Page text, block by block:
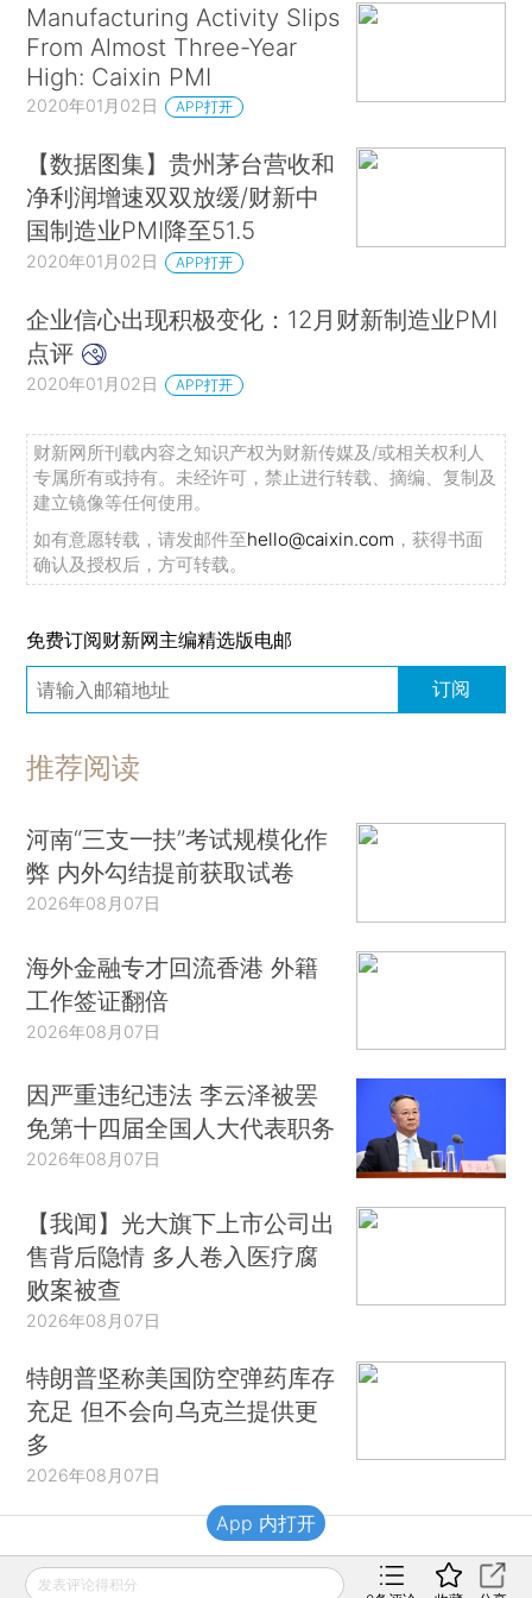
Manufacturing Activity Slips
From Almost Three-Year
High: Caixin PMI
2020年01月02日 APP打开
【数据图集】贵州茅台营收和
净利润增速双双放缓/财新中
国制造业PMI降至51.5
2020年01月02日 APP打开
企业信心出现积极变化：12月财新制造业PMI
点评
2020年01月02日 APP打开
财新网所刊载内容之知识产权为财新传媒及/或相关权利人
专属所有或持有。未经许可，禁止进行转载、摘编、复制及
建立镜像等任何使用。
如有意愿转载，请发邮件至hello@caixin.com ，获得书面
确认及授权后，方可转载。
免费订阅财新网主编精选版电邮
订阅
推荐阅读
河南“三支一扶”考试规模化作
弊 内外勾结提前获取试卷
2026年08月07日
海外金融专才回流香港 外籍
工作签证翻倍
2026年08月07日
因严重违纪违法 李云泽被罢
免第十四届全国人大代表职务
2026年08月07日
【我闻】光大旗下上市公司出
售背后隐情 多人卷入医疗腐
败案被查
2026年08月07日
特朗普坚称美国防空弹药库存
充足 但不会向乌克兰提供更
多
2026年08月07日
财新移动
发表评论得积分
App 内打开